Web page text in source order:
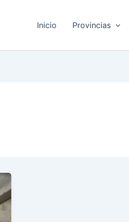
Inicio Provincias